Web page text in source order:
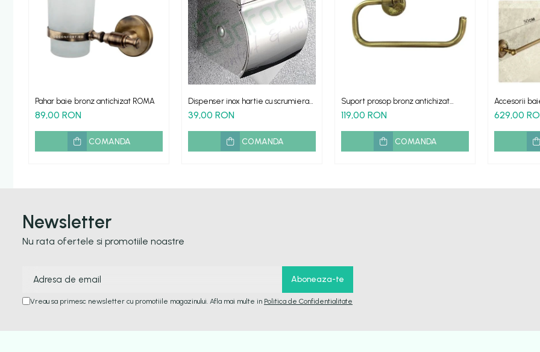
Perii toaleta
Sifoane evacuare
Scurgere lavoar
Accesorii bucatarie
Iluminat gradina camping
Pahar baie bronz antichizat ROMA
89,00 RON
COMANDA
Dispenser inox hartie cu scrumiera
rola mica
39,00 RON
COMANDA
Suport prosop bronz antichizat
retro Roma
119,00 RON
COMANDA
Accesorii
retro
629,00
Newsletter
Nu rata ofertele si promotiile noastre
Vreau sa primesc newsletter cu promotiile magazinului. Afla mai multe in Politica de Confidentialitate